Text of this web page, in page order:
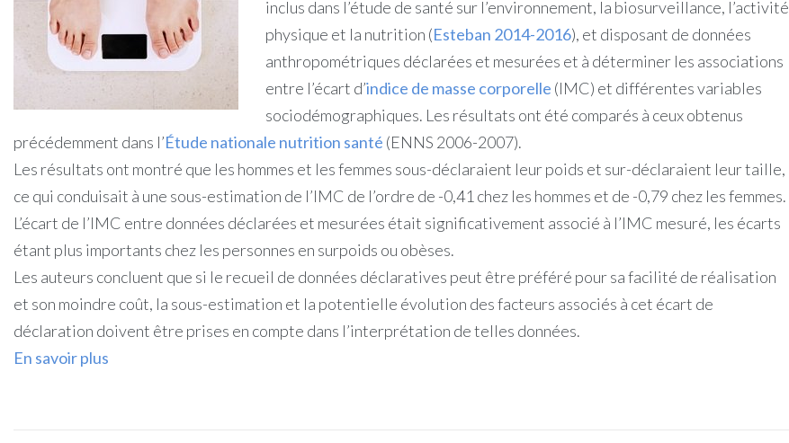
inclus dans l’étude de santé sur l’environnement, la biosurveillance, l’activité
physique et la nutrition (Esteban 2014-2016), et disposant de données
anthropométriques déclarées et mesurées et à déterminer les associations
entre l’écart d’indice de masse corporelle (IMC) et différentes variables
sociodémographiques. Les résultats ont été comparés à ceux obtenus
précédemment dans l’Étude nationale nutrition santé (ENNS 2006-2007).
Les résultats ont montré que les hommes et les femmes sous-déclaraient leur poids et sur-déclaraient leur taille,
ce qui conduisait à une sous-estimation de l’IMC de l’ordre de -0,41 chez les hommes et de -0,79 chez les femmes.
L’écart de l’IMC entre données déclarées et mesurées était significativement associé à l’IMC mesuré, les écarts
étant plus importants chez les personnes en surpoids ou obèses.
Les auteurs concluent que si le recueil de données déclaratives peut être préféré pour sa facilité de réalisation
et son moindre coût, la sous-estimation et la potentielle évolution des facteurs associés à cet écart de
déclaration doivent être prises en compte dans l’interprétation de telles données.
En savoir plus